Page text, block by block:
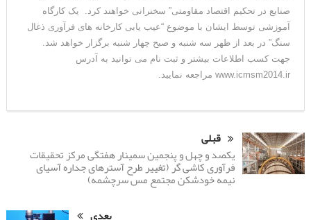
صنایع در تحکیم اقتصاد مقاومتی” سخنرانی خواهند کرد. یک کارگاه
آموزشی توسط ایشان با موضوع “عیب یابی کارخانه های فرآوری ذغال
سنگ” در بعد از ظهر سه شنبه و صبح چهار شنبه برگزار خواهد شد.
جهت کسب اطلاعات بیشتر و ثبت نام می توانید به آدرس
www.icmsm2014.ir مراجعه نمایید.
قبلی
یکصد و چهل و پنجمین سمینار هفتگی مرکز تحقیقات
فرآوری کاشی گر (تغییر طرح آسترهای جداره آسیای
نیمه خودشکن مجتمع مس سرچشمه)
بعدی